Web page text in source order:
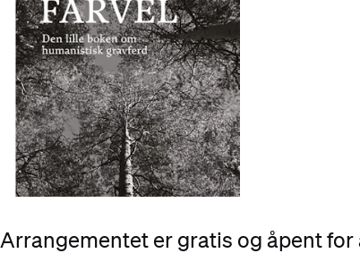
Arrangementet er gratis og åpent for